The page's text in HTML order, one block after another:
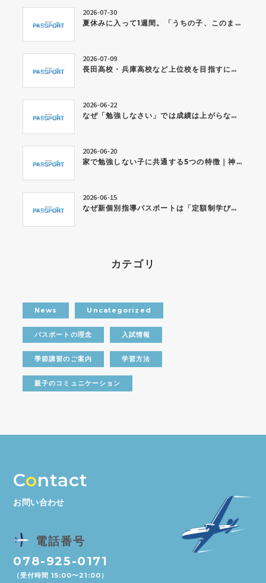
夏休みに入って1週間。「うちの子、このままで大丈夫かな…」と感じている保護者の方へ
2026-07-30
長田高校・兵庫高校など上位校を目指すには？今から身につけたい学習習慣とは
2026-07-09
なぜ「勉強しなさい」では成績は上がらないのか？神戸市西区の個別指導塾が考える学習習慣の作り方
2026-06-22
家で勉強しない子に共通する5つの特徴｜神戸市西区の個別指導塾が解説
2026-06-20
なぜ新個別指導パスポートは「定額制学び放題」なのか？
2026-06-15
カテゴリ
News Uncategorized
パスポートの理念 入試情報
季節講習のご案内 学習方法
親子のコミュニケーション
Contact
お問い合わせ
電話番号
078-925-0171
（受付時間 15:00〜21:00）